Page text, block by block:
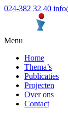
024-382 32 40
Menu
Home
Thema’s
Publicaties
Projecten
Over ons
Contact